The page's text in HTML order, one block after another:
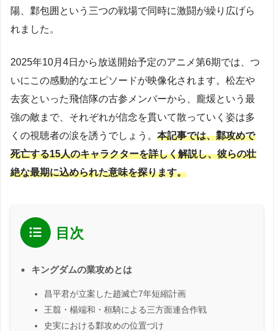
陽、鄴包囲という三つの戦場で同時に激闘が繰り広げら
れました。
2025年10月4日から放送開始予定のアニメ第6期では、つ
いにこの感動的なエピソードが映像化されます。松左や
去亥といった飛信隊の古参メンバーから、龐煖という最
強の敵まで、それぞれが信念を貫いて散っていく姿は多
くの視聴者の涙を誘うでしょう。 本記事では、鄴攻めで
死亡する15人のキャラクターを詳しく解説し、彼らの壮
絶な最期に込められた意味を探ります。
目次
キングダムの業攻めとは
昌平君が立案した趙滅亡7年短縮計画
王翦・楊端和・桓騎による三方面連合作戦
史実における鄴攻めの位置づけ